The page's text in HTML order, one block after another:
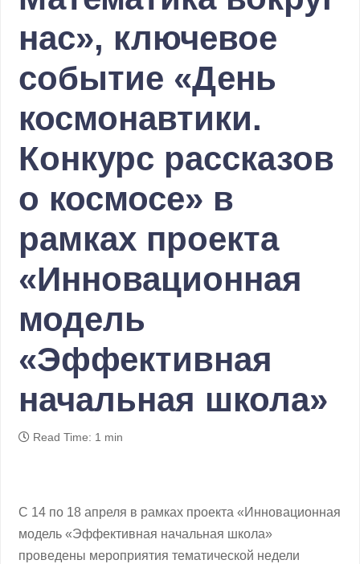
нас», ключевое
событие «День
космонавтики.
Конкурс рассказов
о космосе» в
рамках проекта
«Инновационная
модель
«Эффективная
начальная школа»
Read Time: 1 min
С 14 по 18 апреля в рамках проекта «Инновационная
модель «Эффективная начальная школа»
проведены мероприятия тематической недели